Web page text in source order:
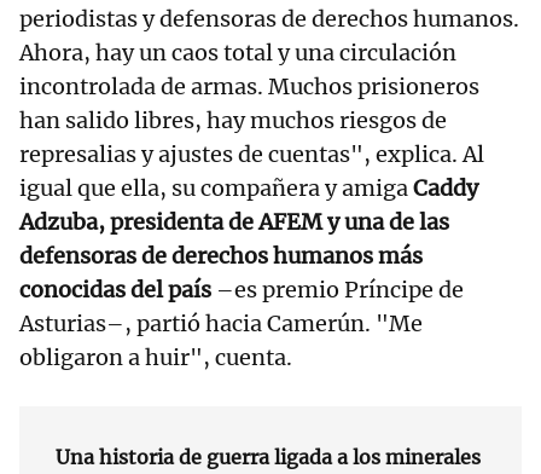
periodistas y defensoras de derechos humanos.
Ahora, hay un caos total y una circulación
incontrolada de armas. Muchos prisioneros
han salido libres, hay muchos riesgos de
represalias y ajustes de cuentas", explica. Al
igual que ella, su compañera y amigaCaddy
Adzuba, presidenta de AFEM y una de las
defensoras de derechos humanos más
conocidas del país –es premio Príncipe de
Asturias–, partió hacia Camerún. "Me
obligaron a huir", cuenta.
Una historia de guerra ligada a los minerales